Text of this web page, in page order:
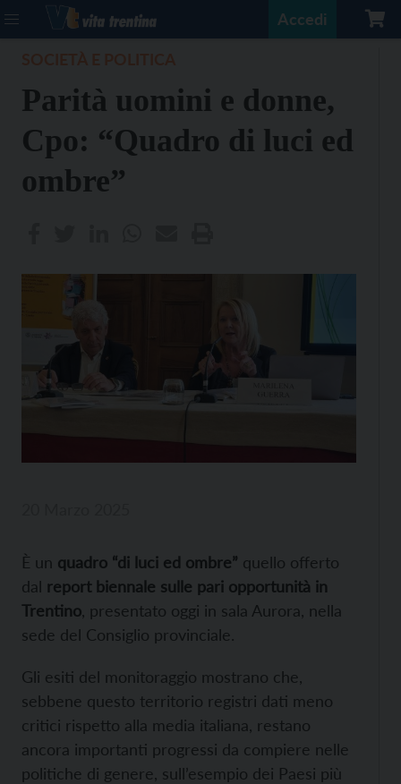
Accedi
Parità uomini e donne,
Cpo: “Quadro di luci ed
ombre”
È un quadro “di luci ed ombre” quello offerto
dal report biennale sulle pari opportunità in
Trentino , presentato oggi in sala Aurora, nella
sede del Consiglio provinciale.
Gli esiti del monitoraggio mostrano che,
sebbene questo territorio registri dati meno
critici rispetto alla media italiana, restano
ancora importanti progressi da compiere nelle
politiche di genere, sull’esempio dei Paesi più